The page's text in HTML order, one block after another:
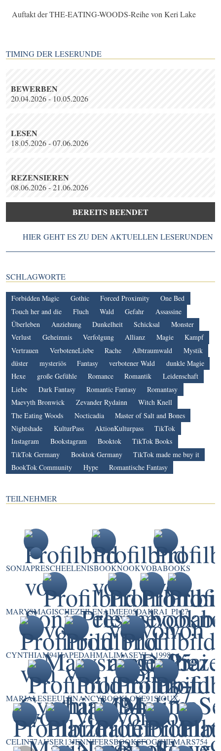
Auftakt der THE-EATING-WOODS-Reihe von Keri Lake
TIMING DER LESERUNDE
BEWERBEN
20.04.2026 - 10.05.2026
LESEN
18.05.2026 - 07.06.2026
REZENSIEREN
08.06.2026 - 21.06.2026
BEREITS BEENDET
HIER GEHT ES ZU DEN AKTUELLEN LESERUNDEN
SCHLAGWORTE
Forbidden Magic Gothic Forced Proximity
One Bed
Touch her and die
Fluch Wald Gefahr
Assassine
Überleben
Anziehung Dunkelheit Schicksal
Monster
Verlust
Geheimnis Verfolgung Allianz Magie
Kampf
Vertrauen
VerboteneLiebe Rache Albtraumwald
Mystik
düster
mysteriös Fantasy verbotener Wald
dunkle Magie
Hexe
große Gefühle Romance Romantik
Leidenschaft
Liebe
Dark Fantasy Romantic Fantasy
Romantasy
Maevyth Bronwick
Zevander Rydainn
Witch Knell
The Eating Woods
Nocticadia
Master of Salt and Bones
Nightshade
KulturPass AktionKulturpass
TikTok
Instagram
Bookstagram Booktok
TikTok Books
TikTok Germany
Booktok Germany
TikTok made me buy it
BookTok Community
Hype Romantische Fantasy
TEILNEHMER
SONJAPRESCHEELENISBOOKNOOKVOBABOOKS
MARYSMAGISCHEZEILENAIMEE05DAKRAI PI-27
CYNTHIAM94HAPEDAHMALIMASEYLA1998
MARIALESEEULENANCYBOOKLOVE91SIOUX
CELIN77AUSER13JENNIFERSBOOKSFOGGIIEMARS754